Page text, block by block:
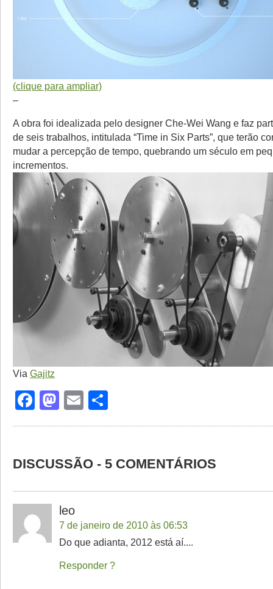
(clique para ampliar)
–
A obra foi idealizada pelo designer Che-Wei Wang e faz
de seis trabalhos, intitulada “Time in Six Parts”, que terão
mudar a percepção de tempo, quebrando um século em
incrementos.
Via Gajitz
Facebook
Mastodon
Email
DISCUSSÃO - 5 COMENTÁRIOS
leo
7 de janeiro de 2010 às 06:53
Do que adianta, 2012 está aí....
Responder